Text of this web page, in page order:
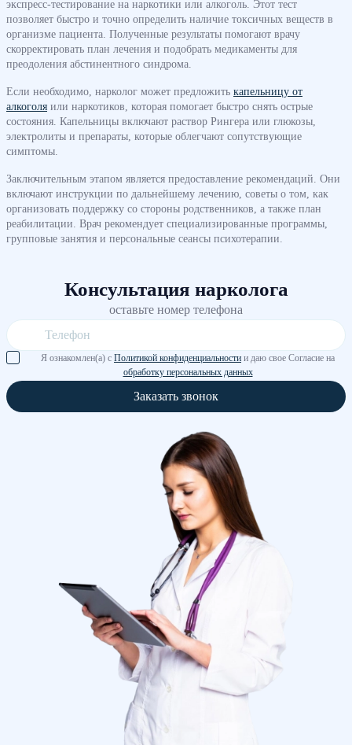
экспресс-тестирование на наркотики или алкоголь. Этот тест
позволяет быстро и точно определить наличие токсичных веществ в
организме пациента. Полученные результаты помогают врачу
скорректировать план лечения и подобрать медикаменты для
преодоления абстинентного синдрома.
Если необходимо, нарколог может предложить капельницу от
алкоголя или наркотиков, которая помогает быстро снять острые
состояния. Капельницы включают раствор Рингера или глюкозы,
электролиты и препараты, которые облегчают сопутствующие
симптомы.
Заключительным этапом является предоставление рекомендаций. Они
включают инструкции по дальнейшему лечению, советы о том, как
организовать поддержку со стороны родственников, а также план
реабилитации. Врач рекомендует специализированные программы,
групповые занятия и персональные сеансы психотерапии.
Консультация нарколога
оставьте номер телефона
Я ознакомлен(а) с Политикой конфиденциальности и даю свое Согласие на
обработку персональных данных
Заказать звонок